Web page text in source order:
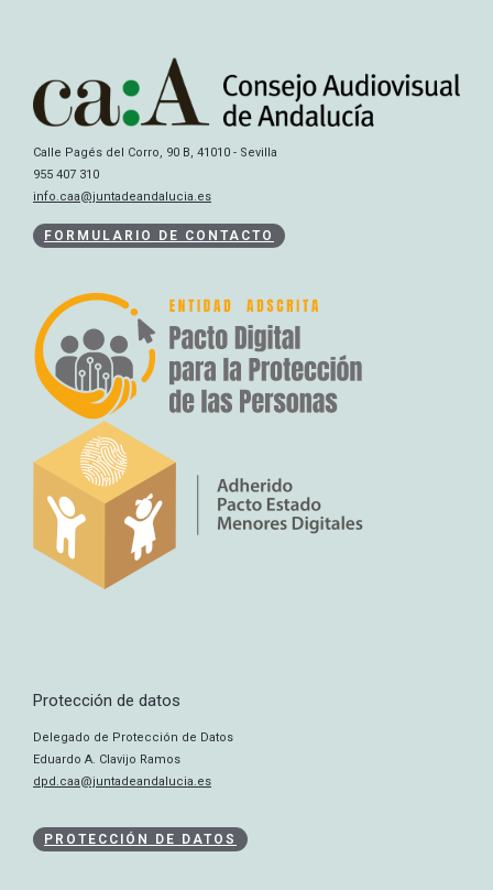
Calle Pagés del Corro, 90 B, 41010 - Sevilla
955 407 310
info.caa@juntadeandalucia.es
FORMULARIO DE CONTACTO
Protección de datos
Delegado de Protección de Datos
Eduardo A. Clavijo Ramos
dpd.caa@juntadeandalucia.es
PROTECCIÓN DE DATOS